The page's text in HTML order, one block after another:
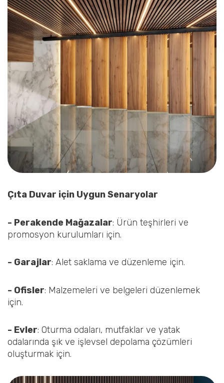
Çıta Duvar için Uygun Senaryolar
- Perakende Mağazalar: Ürün teşhirleri ve
promosyon kurulumları için.
- Garajlar: Alet saklama ve düzenleme için.
- Ofisler: Malzemeleri ve belgeleri düzenlemek
için.
- Evler: Oturma odaları, mutfaklar ve yatak
odalarında şık ve işlevsel depolama çözümleri
oluşturmak için.